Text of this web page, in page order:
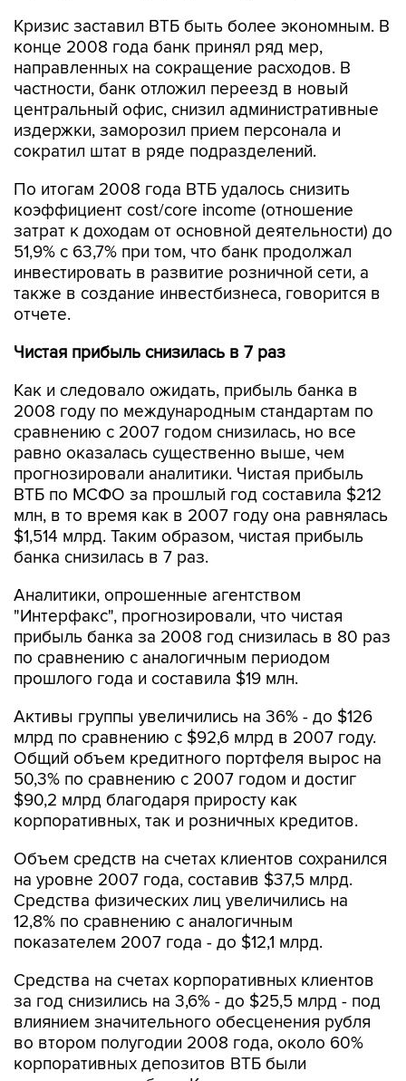
Кризис заставил ВТБ быть более экономным. В
конце 2008 года банк принял ряд мер,
направленных на сокращение расходов. В
частности, банк отложил переезд в новый
центральный офис, снизил административные
издержки, заморозил прием персонала и
сократил штат в ряде подразделений.
По итогам 2008 года ВТБ удалось снизить
коэффициент cost/core income (отношение
затрат к доходам от основной деятельности) до
51,9% с 63,7% при том, что банк продолжал
инвестировать в развитие розничной сети, а
также в создание инвестбизнеса, говорится в
отчете.
Чистая прибыль снизилась в 7 раз
Как и следовало ожидать, прибыль банка в
2008 году по международным стандартам по
сравнению с 2007 годом снизилась, но все
равно оказалась существенно выше, чем
прогнозировали аналитики. Чистая прибыль
ВТБ по МСФО за прошлый год составила $212
млн, в то время как в 2007 году она равнялась
$1,514 млрд. Таким образом, чистая прибыль
банка снизилась в 7 раз.
Аналитики, опрошенные агентством
"Интерфакс", прогнозировали, что чистая
прибыль банка за 2008 год снизилась в 80 раз
по сравнению с аналогичным периодом
прошлого года и составила $19 млн.
Активы группы увеличились на 36% - до $126
млрд по сравнению с $92,6 млрд в 2007 году.
Общий объем кредитного портфеля вырос на
50,3% по сравнению с 2007 годом и достиг
$90,2 млрд благодаря приросту как
корпоративных, так и розничных кредитов.
Объем средств на счетах клиентов сохранился
на уровне 2007 года, составив $37,5 млрд.
Средства физических лиц увеличились на
12,8% по сравнению с аналогичным
показателем 2007 года - до $12,1 млрд.
Средства на счетах корпоративных клиентов
за год снизились на 3,6% - до $25,5 млрд - под
влиянием значительного обесценения рубля
во втором полугодии 2008 года, около 60%
корпоративных депозитов ВТБ были